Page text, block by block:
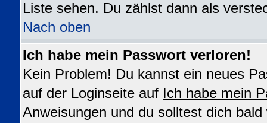
Liste sehen. Du zählst dann als
Nach oben
Ich habe mein Passwort verloren!
Kein Problem! Du kannst ein neues
auf der Loginseite auf Ich habe mein
Anweisungen und du solltest dich